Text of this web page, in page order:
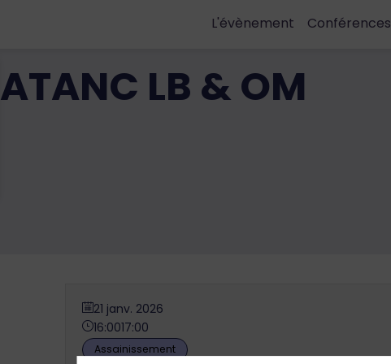
L'évènement Conférences
ATANC LB & OM
21 janv. 2026
16:0017:00
Assainissement